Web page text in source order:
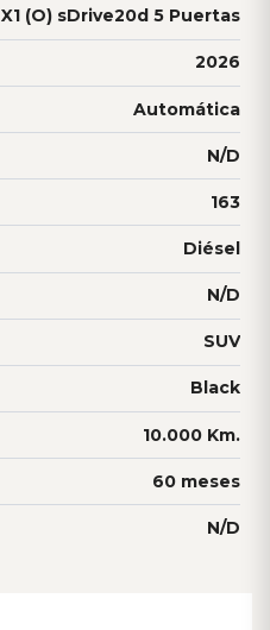
X1 (O) sDrive20d 5 Puertas
2026
Automática
N/D
163
Diésel
N/D
SUV
Black
10.000 Km.
60 meses
N/D